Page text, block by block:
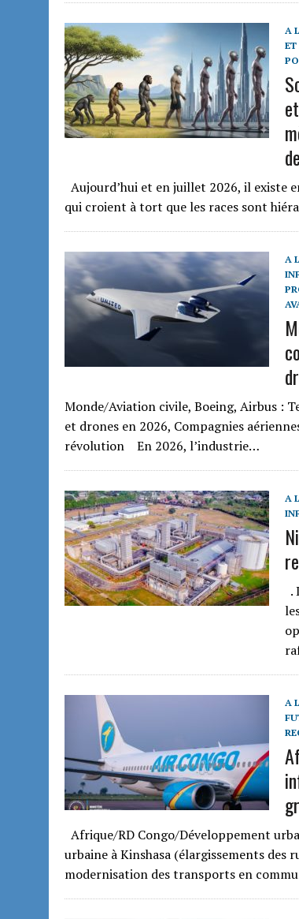
A
ET
Aujourd’hui et en juillet 2026, il existe
qui croient à tort que les races sont
A
Monde/Aviation civile, Boeing, Airbus :
et drones en 2026, Compagnies
révolution En 2026, l’industrie…
A
.
A
Afrique/RD Congo/Développement
urbaine à Kinshasa (élargissements des
modernisation des transports en